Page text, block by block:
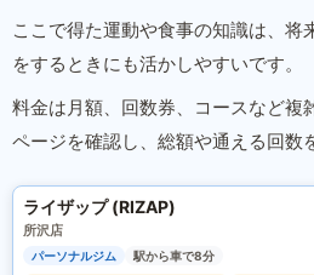
ここで得た運動や食事の知識は、将
をするときにも活かしやすいです。
料金は月額、回数券、コースなど複
ページを確認し、総額や通える回数
ライザップ (RIZAP)
所沢店
パーソナルジム
駅から車で8分